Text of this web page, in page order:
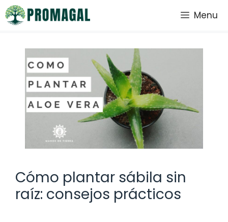
Saltar
al
Menu
Cómo plantar sábila sin
raíz: consejos prácticos